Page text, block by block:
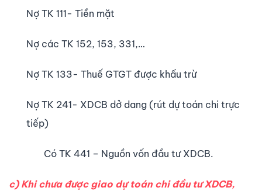
Nợ TK 111- Tiền mặt
Nợ các TK 152, 153, 331,…
Nợ TK 133- Thuế GTGT được khấu trừ
Nợ TK 241- XDCB dở dang (rút dự toán chi trực
tiếp)
Có TK 441 – Nguồn vốn đầu tư XDCB.
c) Khi chưa được giao dự toán chi đầu tư XDCB,